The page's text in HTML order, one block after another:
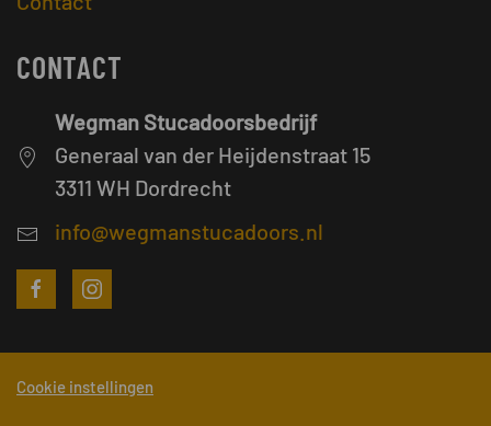
CONTACT
Wegman Stucadoorsbedrijf
Generaal van der Heijdenstraat 15
3311 WH Dordrecht
info@wegmanstucadoors.nl
Cookie instellingen